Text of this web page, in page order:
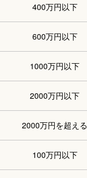
400万円以下
600万円以下
1000万円以下
2000万円以下
2000万円を超える
100万円以下